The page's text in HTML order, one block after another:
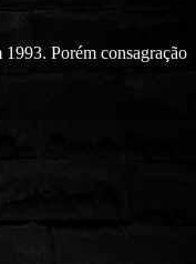
Porém consagração